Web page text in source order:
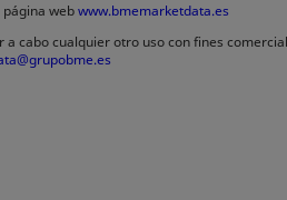
webwww.bmemarketdata.es
cabo cualquier otro uso con fines